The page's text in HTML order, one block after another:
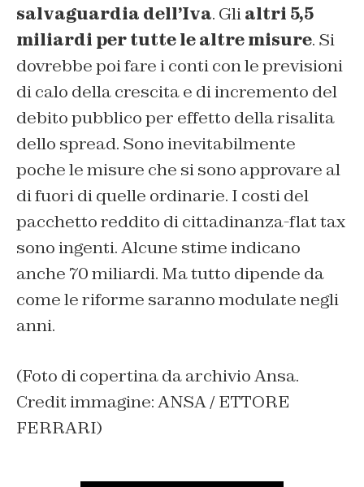
salvaguardia dell’Iva. Glialtri 5,5
miliardi per tutte le altre misure. Si
dovrebbe poi fare i conti con le previsioni
di calo della crescita e di incremento del
debito pubblico per effetto della risalita
dello spread. Sono inevitabilmente
poche le misure che si sono approvare al
di fuori di quelle ordinarie. I costi del
pacchetto reddito di cittadinanza-flat tax
sono ingenti. Alcune stime indicano
anche 70 miliardi. Ma tutto dipende da
come le riforme saranno modulate negli
anni.
(Foto di copertina da archivio Ansa.
Credit immagine: ANSA / ETTORE
FERRARI)